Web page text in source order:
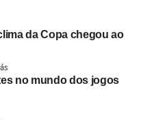
da Copa chegou ao
no mundo dos jogos